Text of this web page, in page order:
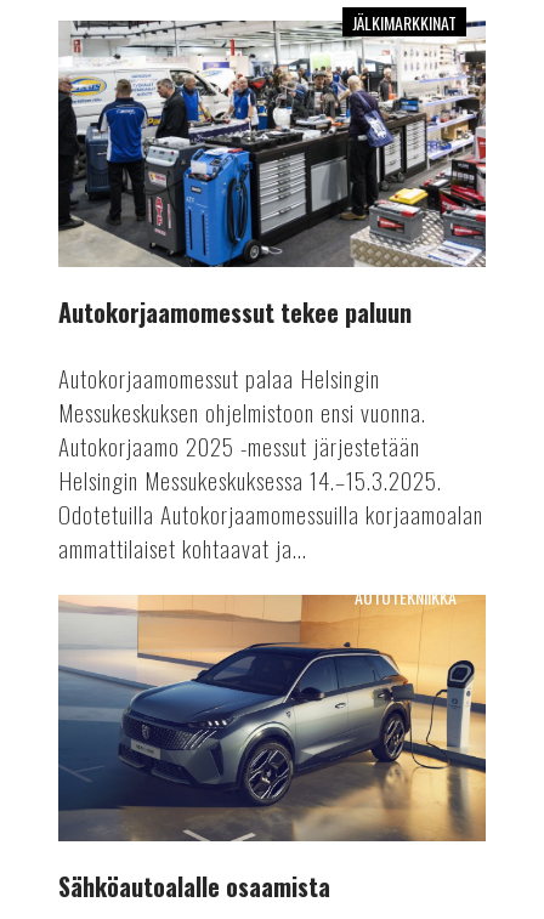
Autokorjaamomessut
tekee
paluun
JÄLKIMARKKINAT
Autokorjaamomessut tekee paluun
Autokorjaamomessut palaa Helsingin
Messukeskuksen ohjelmistoon ensi vuonna.
Autokorjaamo 2025 -messut järjestetään
Helsingin Messukeskuksessa 14.–15.3.2025.
Odotetuilla Autokorjaamomessuilla korjaamoalan
ammattilaiset kohtaavat ja...
Sähköautoalalle
osaamista
AUTOTEKNIIKKA
Sähköautoalalle osaamista